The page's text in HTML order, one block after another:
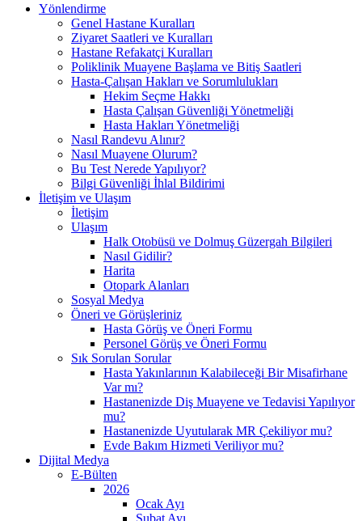
Yönlendirme
Genel Hastane Kuralları
Ziyaret Saatleri ve Kuralları
Hastane Refakatçi Kuralları
Poliklinik Muayene Başlama ve Bitiş Saatleri
Hasta-Çalışan Hakları ve Sorumlulukları
Hekim Seçme Hakkı
Hasta Çalışan Güvenliği Yönetmeliği
Hasta Hakları Yönetmeliği
Nasıl Randevu Alınır?
Nasıl Muayene Olurum?
Bu Test Nerede Yapılıyor?
Bilgi Güvenliği İhlal Bildirimi
İletişim ve Ulaşım
İletişim
Ulaşım
Halk Otobüsü ve Dolmuş Güzergah Bilgileri
Nasıl Gidilir?
Harita
Otopark Alanları
Sosyal Medya
Öneri ve Görüşleriniz
Hasta Görüş ve Öneri Formu
Personel Görüş ve Öneri Formu
Sık Sorulan Sorular
Hasta Yakınlarının Kalabileceği Bir Misafirhane
Var mı?
Hastanenizde Diş Muayene ve Tedavisi Yapılıyor
mu?
Hastanenizde Uyutularak MR Çekiliyor mu?
Evde Bakım Hizmeti Veriliyor mu?
Dijital Medya
E-Bülten
2026
Ocak Ayı
Şubat Ayı